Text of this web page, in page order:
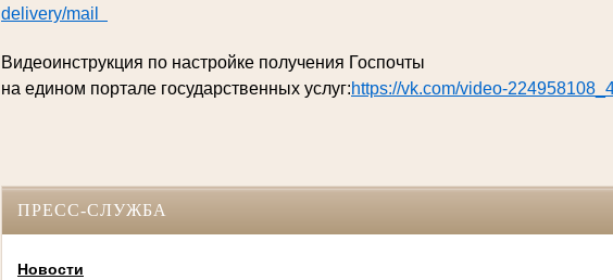
delivery/mail
Видеоинструкция по настройке получения Госпочты
на едином портале государственных услуг:https://vk.com/video-
ПРЕСС-СЛУЖБА
Новости